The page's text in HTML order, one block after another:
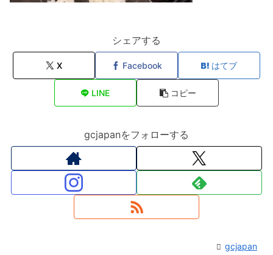
シェアする
X Facebook はてブ
LINE コピー
gcjapanをフォローする
gcjapan